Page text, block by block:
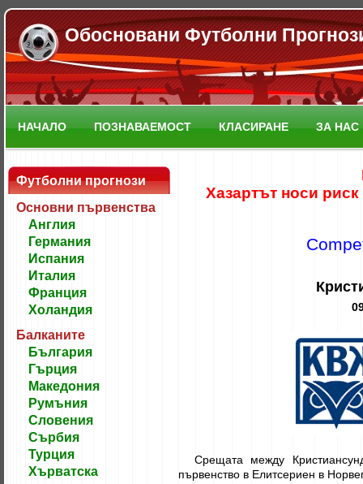
Обосновани Футболни
НАЧАЛО ПОЗНАВАЕМОСТ КЛАСИРАНЕ ЗА НАС
Футболни прогнози
Основни първенства
Англия
Германия
Испания
Италия
Франция
Холандия
Балканите
България
Гърция
Македония
Румъния
Словения
Сърбия
Турция
Хърватска
Хазартът носи
Срещата между
първенство в Елитсериен в